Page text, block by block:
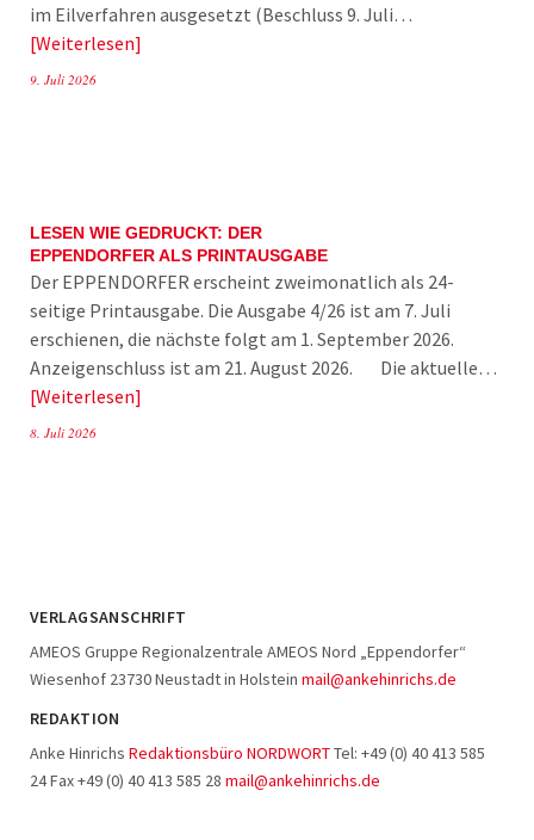
im Eilverfahren ausgesetzt (Beschluss 9. Juli…
Weiterlesen
9. Juli 2026
LESEN WIE GEDRUCKT: DER
EPPENDORFER ALS PRINTAUSGABE
Der EPPENDORFER erscheint zweimonatlich als 24-
seitige Printausgabe. Die Ausgabe 4/26 ist am 7. Juli
erschienen, die nächste folgt am 1. September 2026.
Anzeigenschluss ist am 21. August 2026. Die aktuelle…
Weiterlesen
8. Juli 2026
VERLAGSANSCHRIFT
AMEOS Gruppe Regionalzentrale AMEOS Nord „Eppendorfer“
Wiesenhof 23730 Neustadt in Holstein mail@ankehinrichs.de
REDAKTION
Anke Hinrichs Redaktionsbüro NORDWORTTel: +49 (0) 40 413 585
24 Fax +49 (0) 40 413 585 28 mail@ankehinrichs.de